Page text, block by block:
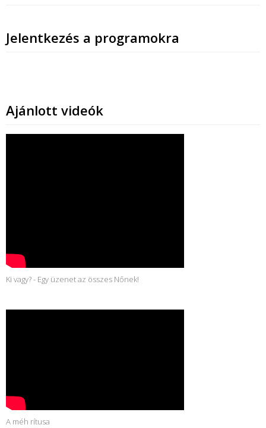
Jelentkezés a programokra
Ajánlott videók
Ki vagy? - Egy üzenet az összes Nőnek!
A méh rítusa